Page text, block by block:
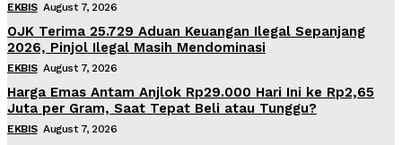
EKBIS August 7, 2026
OJK Terima 25.729 Aduan Keuangan Ilegal Sepanjang
2026, Pinjol Ilegal Masih Mendominasi
EKBIS August 7, 2026
Harga Emas Antam Anjlok Rp29.000 Hari Ini ke Rp2,65
Juta per Gram, Saat Tepat Beli atau Tunggu?
EKBIS August 7, 2026